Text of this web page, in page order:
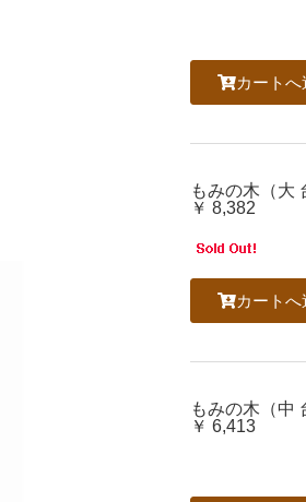
カートへ
もみの木（大
￥ 8,382
カートへ
もみの木（中
￥ 6,413